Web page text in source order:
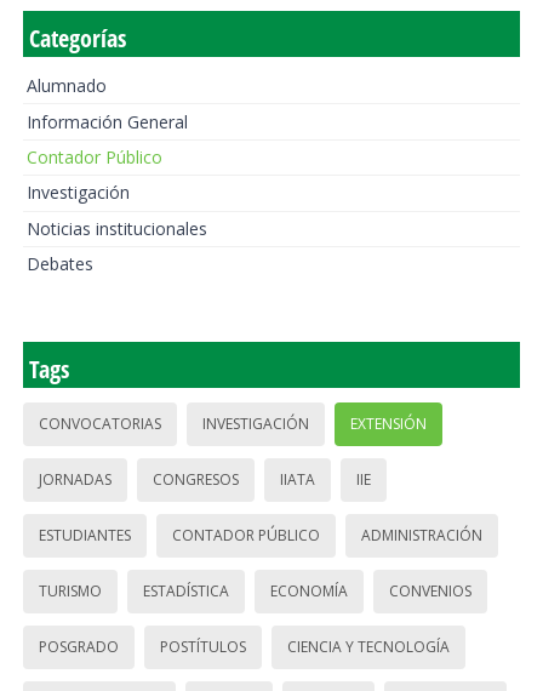
Categorías
Alumnado
Información General
Contador Público
Investigación
Noticias institucionales
Debates
Tags
CONVOCATORIAS INVESTIGACIÓN EXTENSIÓN
JORNADAS CONGRESOS IIATA IIE
ESTUDIANTES CONTADOR PÚBLICO ADMINISTRACIÓN
TURISMO ESTADÍSTICA ECONOMÍA CONVENIOS
POSGRADO POSTÍTULOS CIENCIA Y TECNOLOGÍA